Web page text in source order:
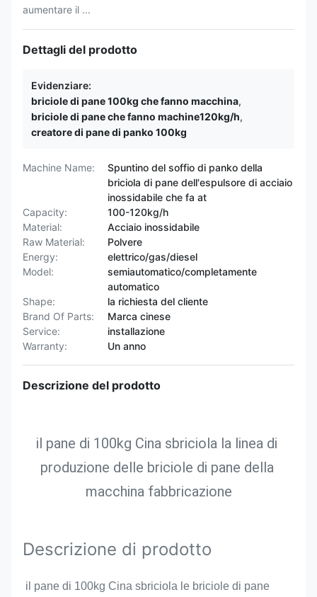
aumentare il ...
Dettagli del prodotto
Evidenziare:
briciole di pane 100kg che fanno macchina,
briciole di pane che fanno machine120kg/h,
creatore di pane di panko 100kg
Machine Name:
Spuntino del soffio di panko della
briciola di pane dell'espulsore di acciaio
inossidabile che fa at
Capacity:
100-120kg/h
Material:
Acciaio inossidabile
Raw Material:
Polvere
Energy:
elettrico/gas/diesel
Model:
semiautomatico/completamente
automatico
Shape:
la richiesta del cliente
Brand Of Parts:
Marca cinese
Service:
installazione
Warranty:
Un anno
Descrizione del prodotto
il pane di 100kg Cina sbriciola la linea di
produzione delle briciole di pane della
macchina fabbricazione
Descrizione di prodotto
il pane di 100kg Cina sbriciola le briciole di pane